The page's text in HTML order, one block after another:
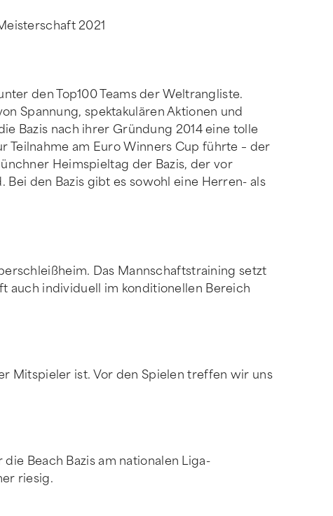
2021
den Top100 Teams der Weltrangliste.
Spannung, spektakulären Aktionen und
Bazis nach ihrer Gründung 2014 eine tolle
Teilnahme am Euro Winners Cup führte – der
Heimspieltag der Bazis, der vor
den Bazis gibt es sowohl eine Herren- als
Das Mannschaftstraining setzt
auch individuell im konditionellen Bereich
Mitspieler ist. Vor den Spielen treffen wir uns
Beach Bazis am nationalen Liga-
riesig.